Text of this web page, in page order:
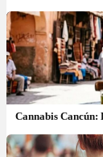
Cannabis